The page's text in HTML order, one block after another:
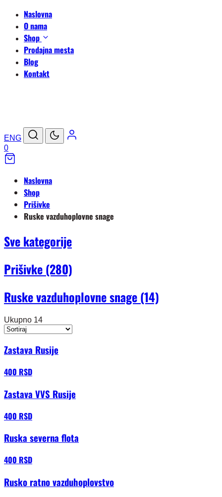
Naslovna
O nama
Shop
Prodajna mesta
Blog
Kontakt
ENG
0
Naslovna
Shop
Prišivke
Ruske vazduhoplovne snage
Sve kategorije
Prišivke(280)
Ruske vazduhoplovne snage(14)
Ukupno 14
Zastava Rusije
400 RSD
Zastava VVS Rusije
400 RSD
Ruska severna flota
400 RSD
Rusko ratno vazduhoplovstvo